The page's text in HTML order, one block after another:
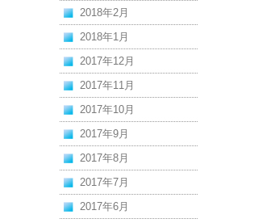
2018年2月
2018年1月
2017年12月
2017年11月
2017年10月
2017年9月
2017年8月
2017年7月
2017年6月